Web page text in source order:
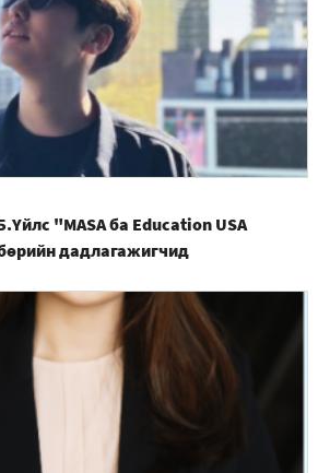
"MASA ба Education USA
дадлагажигчид